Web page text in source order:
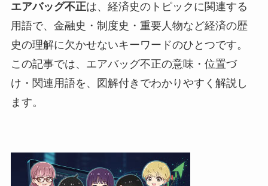
エアバッグ不正は、経済史のトピックに関連する
用語で、金融史・制度史・重要人物など経済の歴
史の理解に欠かせないキーワードのひとつです。
この記事では、エアバッグ不正の意味・位置づ
け・関連用語を、図解付きでわかりやすく解説し
ます。